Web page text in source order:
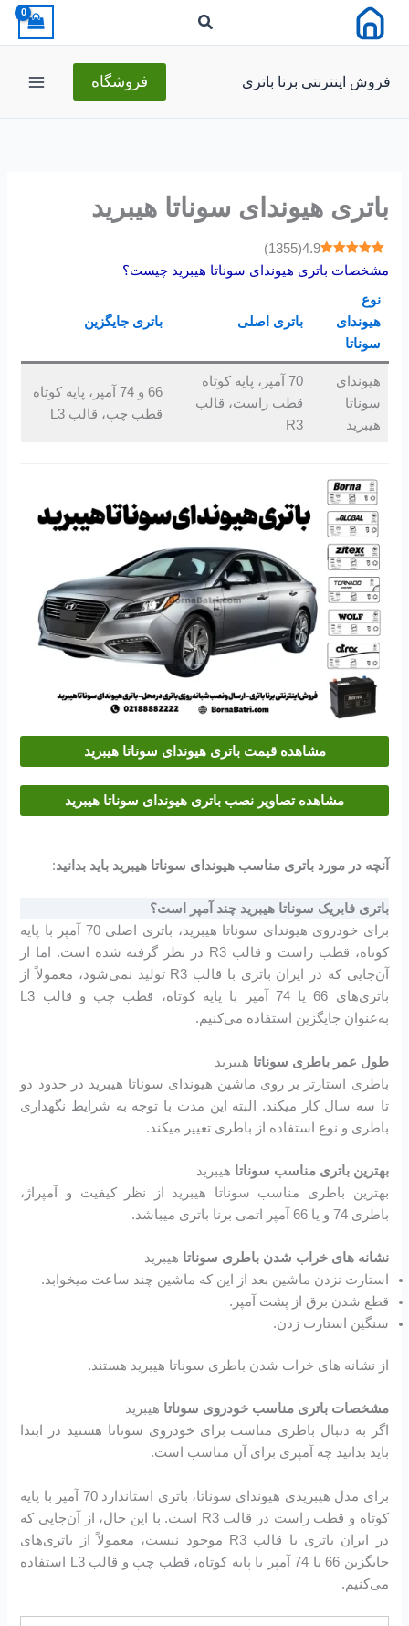
فروش اینترنتی برنا باتری فروشگاه
باتری هیوندای سوناتا هیبرید
4.9
(
1355
)
مشخصات باتری هیوندای سوناتا هیبرید چیست؟
نوع
هیوندای
سوناتا
باتری اصلی باتری جایگزین
هیوندای
سوناتا
هیبرید
70 آمپر، پایه کوتاه
قطب راست، قالب
R3
66 و 74 آمپر، پایه کوتاه
قطب چپ، قالب L3
مشاهده قیمت باتری هیوندای سوناتا هیبرید
مشاهده تصاویر نصب باتری هیوندای سوناتا هیبرید
آنچه در مورد باتری مناسب هیوندای سوناتا هیبرید باید بدانید:
باتری فابریک سوناتا هیبرید چند آمپر است؟
برای خودروی هیوندای سوناتا هیبرید، باتری اصلی 70 آمپر با پایه
کوتاه، قطب راست و قالب R3 در نظر گرفته شده است. اما از
آن‌جایی که در ایران باتری با قالب R3 تولید نمی‌شود، معمولاً از
باتری‌های 66 یا 74 آمپر با پایه کوتاه، قطب چپ و قالب L3
به‌عنوان جایگزین استفاده می‌کنیم.
طول عمر باطری سوناتا هیبرید
باطری استارتر بر روی ماشین هیوندای سوناتا هیبرید در حدود دو
تا سه سال کار میکند. البته این مدت با توجه به شرایط نگهداری
باطری و نوع استفاده از باطری تغییر میکند.
بهترین باتری مناسب سوناتا هیبرید
بهترین باطری مناسب سوناتا هیبرید از نظر کیفیت و آمپراژ،
باطری 74 و یا 66 آمپر اتمی برنا باتری میباشد.
نشانه های خراب شدن باطری سوناتا هیبرید
استارت نزدن ماشین بعد از این که ماشین چند ساعت میخوابد.
قطع شدن برق از پشت آمپر.
سنگین استارت زدن.
از نشانه های خراب شدن باطری سوناتا هیبرید هستند.
مشخصات باتری مناسب خودروی سوناتا هیبرید
اگر به دنبال باطری مناسب برای خودروی سوناتا هستید در ابتدا
باید بدانید چه آمپری برای آن مناسب است.
برای مدل هیبریدی هیوندای سوناتا، باتری استاندارد 70 آمپر با پایه
کوتاه و قطب راست در قالب R3 است. با این حال، از آن‌جایی که
در ایران باتری با قالب R3 موجود نیست، معمولاً از باتری‌های
جایگزین 66 یا 74 آمپر با پایه کوتاه، قطب چپ و قالب L3 استفاده
می‌کنیم.